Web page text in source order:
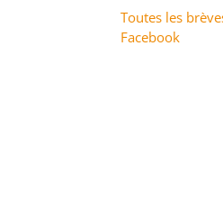
Toutes les
Facebook